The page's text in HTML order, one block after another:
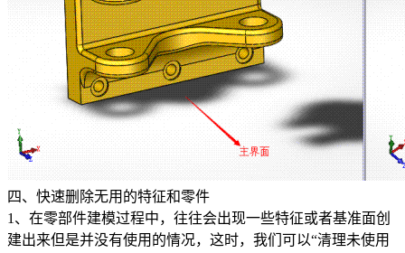
四、快速删除无用的特征和零件
1、在零部件建模过程中，往往会出现一些特征或者基准面创
建出来但是并没有使用的情况，这时，我们可以“清理未使用